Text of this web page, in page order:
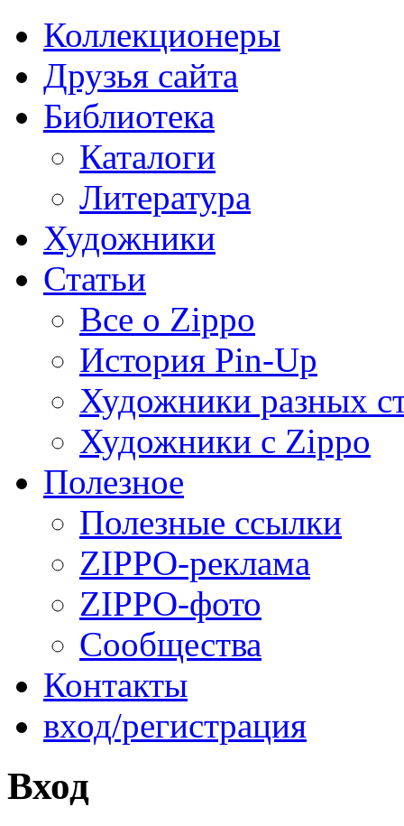
Коллекционеры
Друзья сайта
Библиотека
Каталоги
Литература
Художники
Статьи
Все о Zippo
История Pin-Up
Художники разных
Художники с Zippo
Полезное
Полезные ссылки
ZIPPO-реклама
ZIPPO-фото
Сообщества
Контакты
вход/регистрация
Вход